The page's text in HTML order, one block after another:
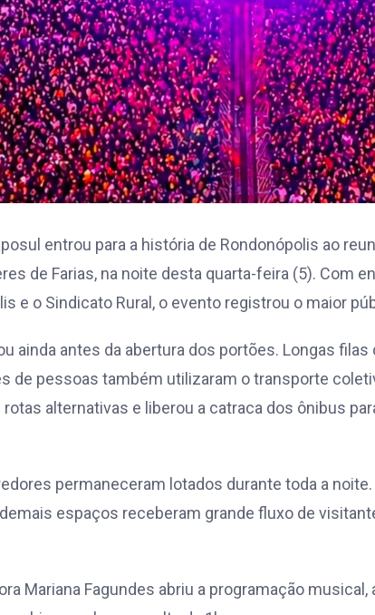
entrou para a história de Rondonópolis ao
de Farias, na noite desta quarta-feira (5). Com
e o Sindicato Rural, o evento registrou o maior
ainda antes da abertura dos portões. Longas
de pessoas também utilizaram o transporte
alternativas e liberou a catraca dos ônibus
permaneceram lotados durante toda a
espaços receberam grande fluxo de
Mariana Fagundes abriu a programação